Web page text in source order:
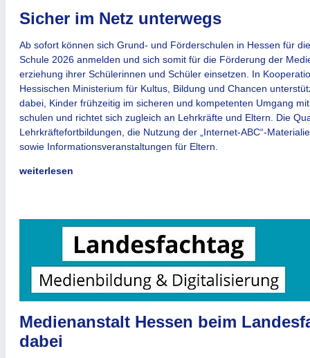
Sicher im Netz unterwegs
Ab sofort können sich Grund- und Förderschulen in Hessen für
Schule 2026 anmelden und sich somit für die Förderung der
erziehung ihrer Schülerinnen und Schüler einsetzen. In
Hessischen Ministerium für Kultus, Bildung und Chancen
dabei, Kinder frühzeitig im sicheren und kompetenten Umgang
schulen und richtet sich zugleich an Lehrkräfte und Eltern. Die
Lehr­kräftefortbildungen, die Nutzung der „Internet-ABC“-
sowie Informations­veranstal­tungen für Eltern.
weiterlesen
Medienanstalt Hessen beim
dabei